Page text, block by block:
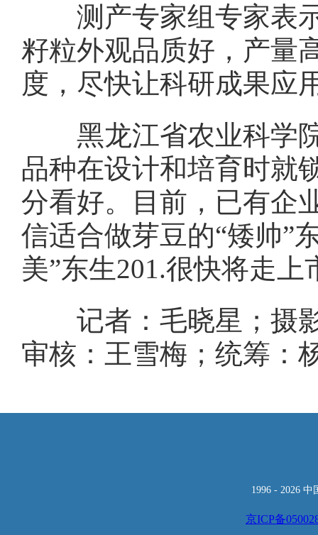
测产专家组专家表示
籽粒外观品质好，产量
度，尽快让科研成果应
黑龙江省农业科学院
品种在设计和培育时就
分看好。目前，已有企
信适合做芽豆的“矮帅”
美”东生201.很快将走上
记者：毛晓星；摄影
审核：王雪梅；统筹：
1996 - 2026 中
京ICP备